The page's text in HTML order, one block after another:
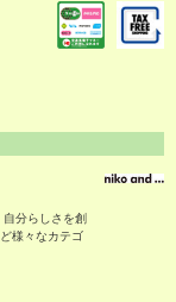
分らしさを創
様々なカテゴ